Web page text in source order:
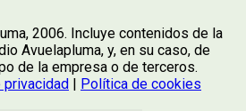
2006. Incluye contenidos de la
Avuelapluma, y, en su caso, de
de la empresa o de terceros.
privacidad
Política de cookies